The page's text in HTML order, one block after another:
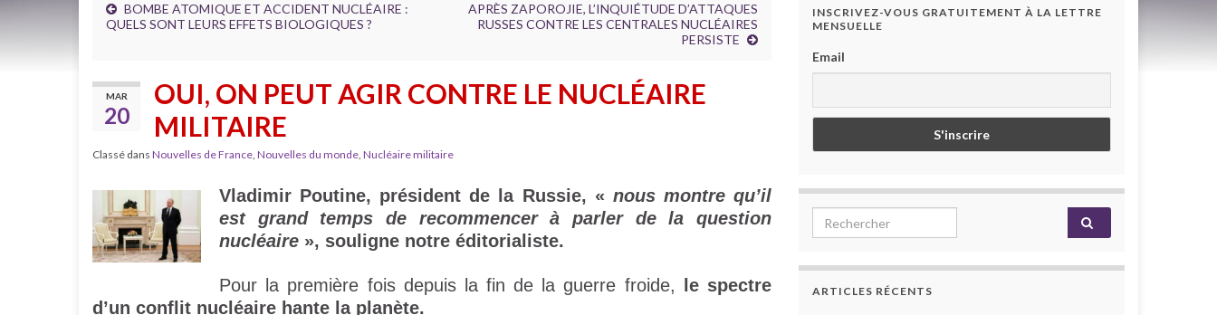
BOMBE ATOMIQUE ET ACCIDENT NUCLÉAIRE :
QUELS SONT LEURS EFFETS BIOLOGIQUES ?
APRÈS ZAPOROJIE, L’INQUIÉTUDE D’ATTAQUES
RUSSES CONTRE LES CENTRALES NUCLÉAIRES
PERSISTE
MAR
20
OUI, ON PEUT AGIR CONTRE LE NUCLÉAIRE
MILITAIRE
Classé dans Nouvelles de France, Nouvelles du monde, Nucléaire militaire
Vladimir Poutine, président de la Russie, « nous montre qu’il
est grand temps de recommencer à parler de la question
nucléaire », souligne notre éditorialiste.
Pour la première fois depuis la fin de la guerre froide,
le spectre
d’un conflit nucléaire hante la planète.
INSCRIVEZ-VOUS GRATUITEMENT À LA LETTRE
MENSUELLE
Email
Search for:
ARTICLES RÉCENTS